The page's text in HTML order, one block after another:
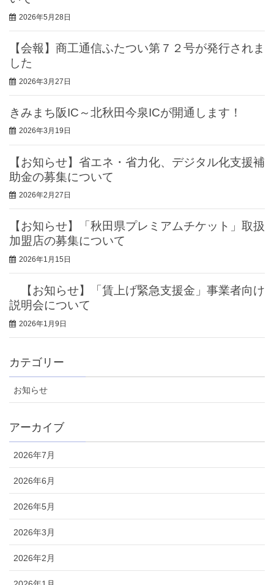
2026年5月28日
【会報】商工通信ふたつい第７２号が発行されま
した
2026年3月27日
きみまち阪IC～北秋田今泉ICが開通します！
2026年3月19日
【お知らせ】省エネ・省力化、デジタル化支援補
助金の募集について
2026年2月27日
【お知らせ】「秋田県プレミアムチケット」取扱
加盟店の募集について
2026年1月15日
【お知らせ】「賃上げ緊急支援金」事業者向け
説明会について
2026年1月9日
カテゴリー
お知らせ
アーカイブ
2026年7月
2026年6月
2026年5月
2026年3月
2026年2月